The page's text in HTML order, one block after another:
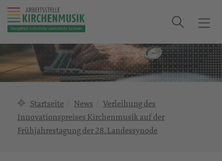
T
g
g
l
Suche
Startseite News
Verleihung des
Innovationspreises Kirchenmusik auf der
Frühjahrestagung der 28. Landessynode